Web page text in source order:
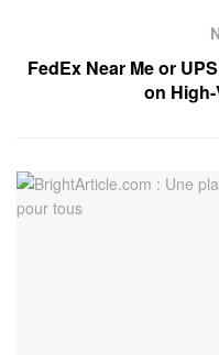
FedEx Near Me or
on